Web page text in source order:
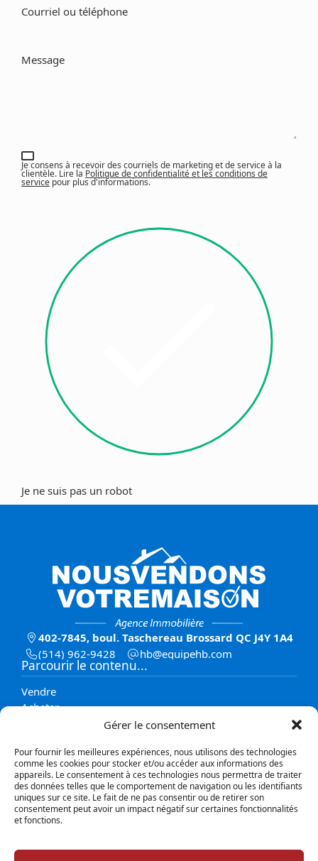
Gérer le consentement
Pour fournir les meilleures expériences, nous utilisons des technologies
comme les cookies pour stocker et/ou accéder aux informations des
appareils. Le consentement à ces technologies nous permettra de traiter
des données telles que le comportement de navigation ou les identifiants
uniques sur ce site. Le fait de ne pas consentir ou de retirer son
consentement peut avoir un impact négatif sur certaines fonctionnalités
et fonctions.
Courriel ou téléphone
Message
Je consens à recevoir des courriels de marketing et de service à la
clientèle. Lire la Politique de confidentialité et les conditions de
service pour plus d'informations.
Je ne suis pas un robot
402-7845, boul. Taschereau Brossard QC J4Y 1A4
(514) 962-9428
moc.bhepiuqe@bh
Parcourir le contenu...
Vendre
Acheter
Contact
Blogue
Explorer les propriétés
Par catégories